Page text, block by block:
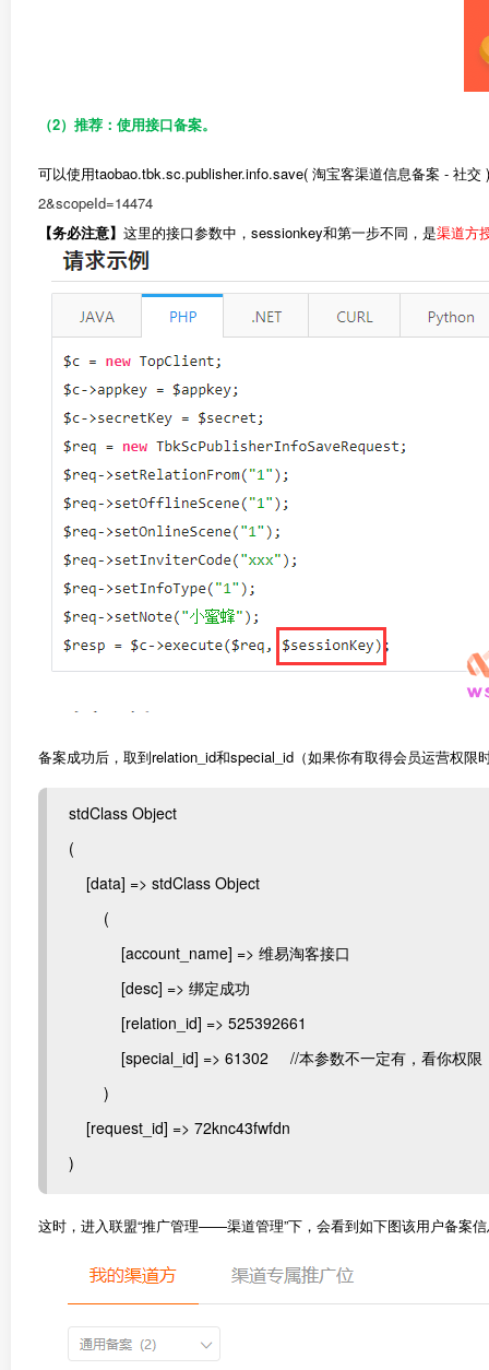
（2）推荐：使用接口备案。
可以使用taobao.tbk.sc.publisher.info.save( 淘宝客渠道信息备案 - 社
2&scopeId=14474
【务必注意】 这里的接口参数中，sessionkey和第一步不同，是渠道方
备案成功后，取到relation_id和special_id（如果你有取得会员运营权限
stdClass Object
(
[data] => stdClass Object
(
[account_name] => 维易淘客接口
[desc] => 绑定成功
[relation_id] => 525392661
[special_id] => 61302 //本参数不一定有，看你权限
)
[request_id] => 72knc43fwfdn
)
这时，进入联盟“推广管理——渠道管理”下，会看到如下图该用户备案